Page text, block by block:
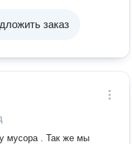
заказ
. Так же мы